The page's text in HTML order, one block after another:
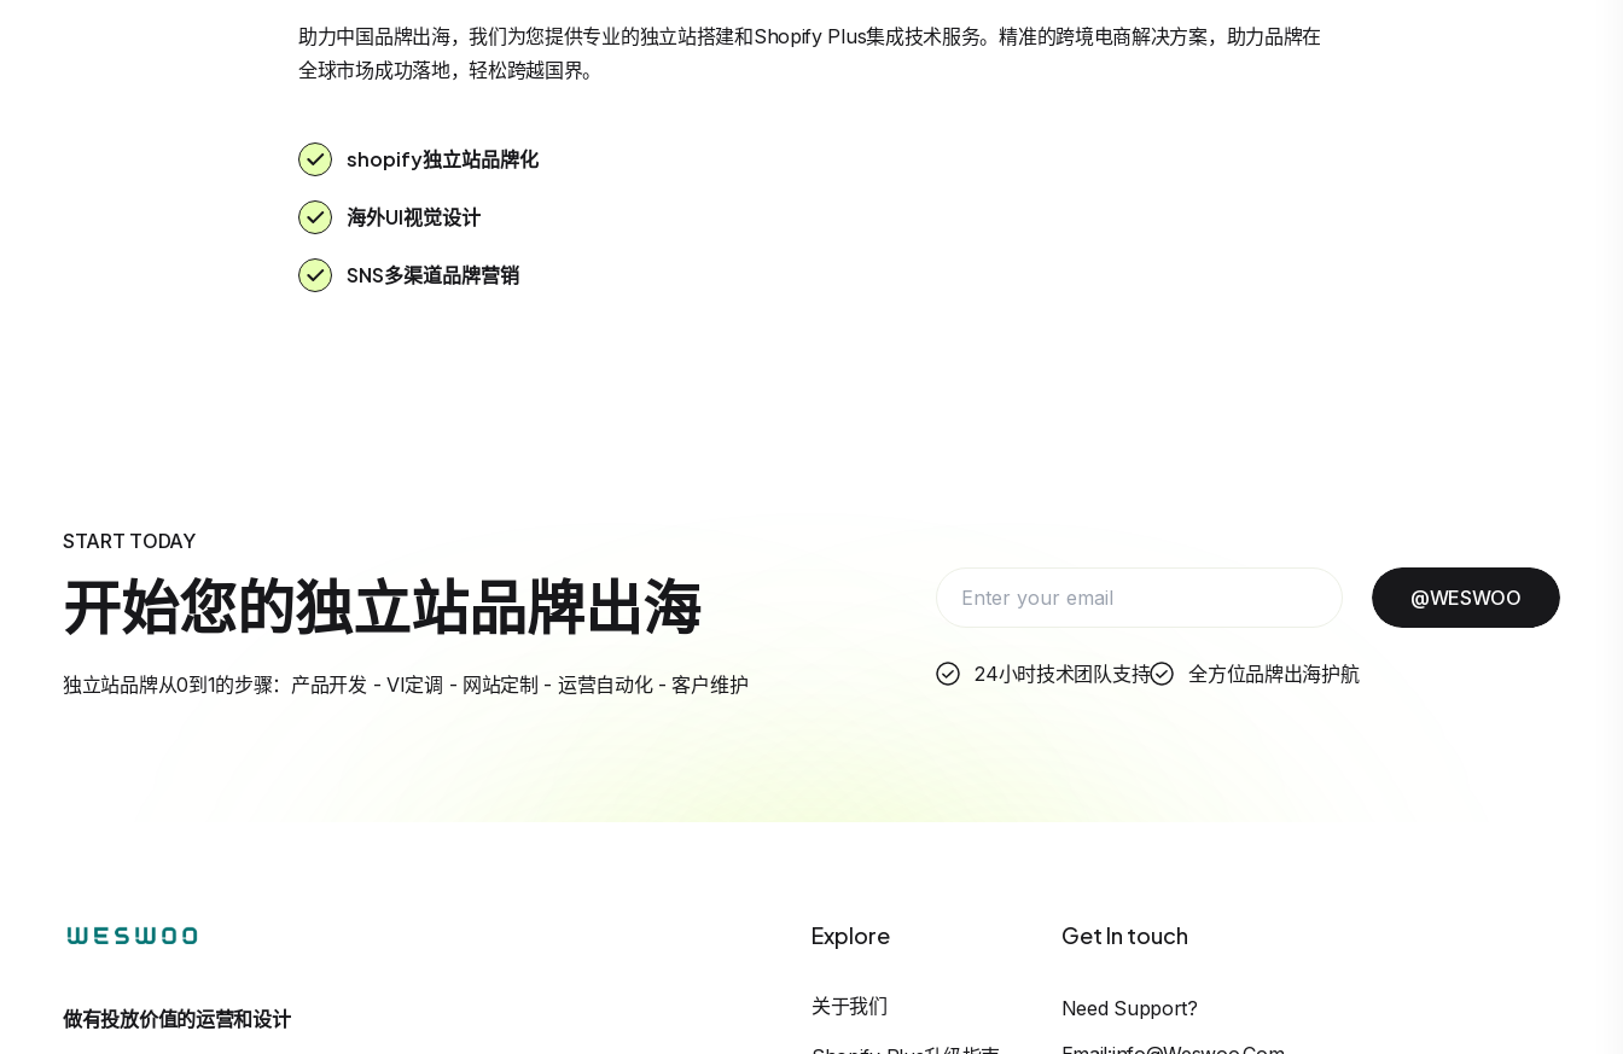
助力中国品牌出海，我们为您提供专业的独立站搭建和Shopify Plus集成技术服务。精准的跨境电商解决方案，助力品牌在
全球市场成功落地，轻松跨越国界。
shopify独立站品牌化
海外UI视觉设计
SNS多渠道品牌营销
START TODAY
开始您的独立站品牌出海
独立站品牌从0到1的步骤：产品开发 - VI定调 - 网站定制 - 运营自动化 - 客户维护
@WESWOO
24小时技术团队支持 全方位品牌出海护航
做有投放价值的运营和设计
Explore
关于我们
Get In touch
Need Support?